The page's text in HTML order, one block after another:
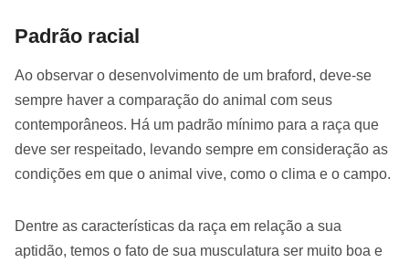
Padrão racial
Ao observar o desenvolvimento de um braford, deve-se
sempre haver a comparação do animal com seus
contemporâneos. Há um padrão mínimo para a raça que
deve ser respeitado, levando sempre em consideração as
condições em que o animal vive, como o clima e o campo.
Dentre as características da raça em relação a sua
aptidão, temos o fato de sua musculatura ser muito boa e